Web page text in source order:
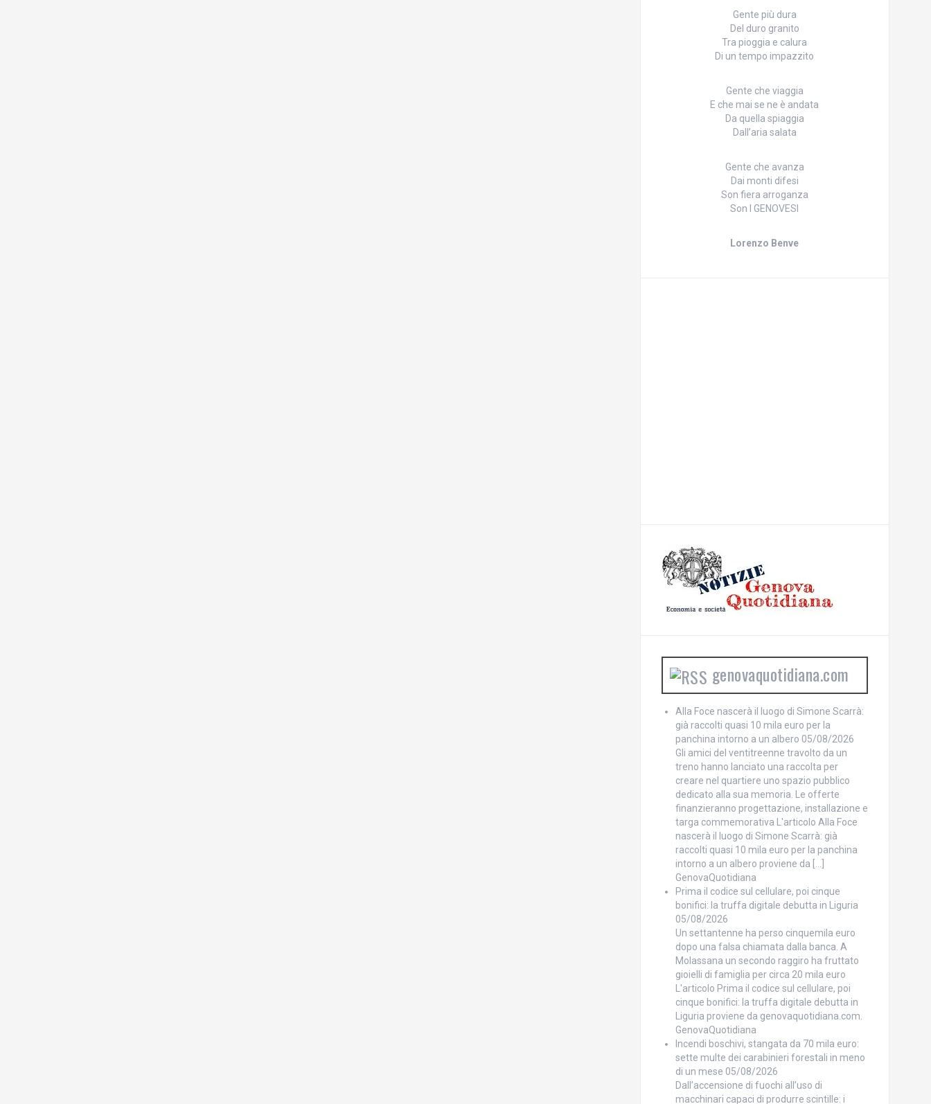
Gente più dura
Del duro granito
Tra pioggia e calura
Di un tempo impazzito
Gente che viaggia
E che mai se ne è andata
Da quella spiaggia
Dall’aria salata
Gente che avanza
Dai monti difesi
Son fiera arroganza
Son I GENOVESI
Lorenzo Benve
genovaquotidiana.com
Alla Foce nascerà il luogo di Simone Scarrà:
già raccolti quasi 10 mila euro per la
panchina intorno a un albero 05/08/2026
Gli amici del ventitreenne travolto da un
treno hanno lanciato una raccolta per
creare nel quartiere uno spazio pubblico
dedicato alla sua memoria. Le offerte
finanzieranno progettazione, installazione e
targa commemorativa L'articolo Alla Foce
nascerà il luogo di Simone Scarrà: già
raccolti quasi 10 mila euro per la panchina
intorno a un albero proviene da […]
GenovaQuotidiana
Prima il codice sul cellulare, poi cinque
bonifici: la truffa digitale debutta in Liguria
05/08/2026
Un settantenne ha perso cinquemila euro
dopo una falsa chiamata dalla banca. A
Molassana un secondo raggiro ha fruttato
gioielli di famiglia per circa 20 mila euro
L'articolo Prima il codice sul cellulare, poi
cinque bonifici: la truffa digitale debutta in
Liguria proviene da genovaquotidiana.com.
GenovaQuotidiana
Incendi boschivi, stangata da 70 mila euro:
sette multe dei carabinieri forestali in meno
di un mese 05/08/2026
Dall’accensione di fuochi all’uso di
macchinari capaci di produrre scintille: i